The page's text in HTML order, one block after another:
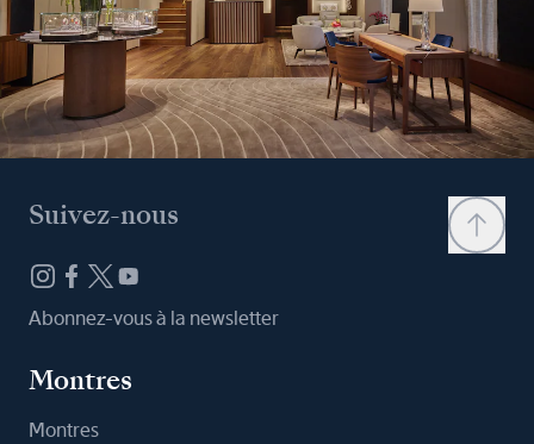
Suivez-nous
Abonnez-vous à la newsletter
Montres
Montres